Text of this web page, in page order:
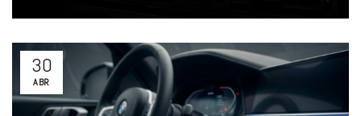
30
ABR